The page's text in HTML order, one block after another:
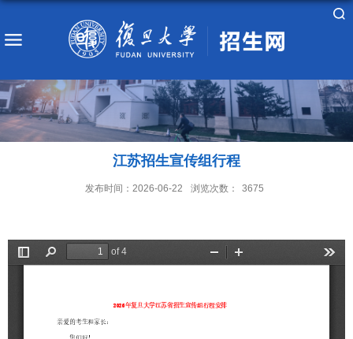
江苏招生宣传组行程
发布时间：2026-06-22 浏览次数： 3675